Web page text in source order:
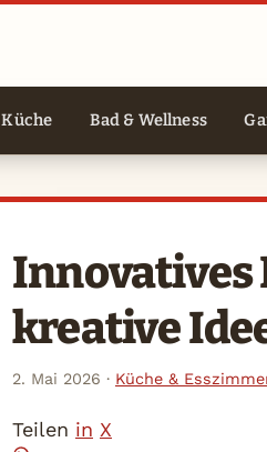
Küche Bad & Wellness
Innovatives
kreative
2. Mai 2026 · Küche &
Teilen in X